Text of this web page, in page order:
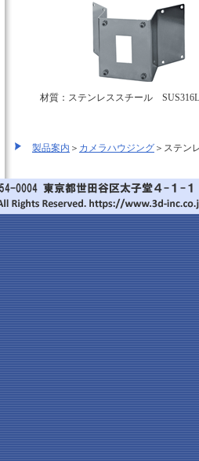
材質：ステンレススチール SUS316L
製品案内 ＞ カメラハウジング ＞ステン